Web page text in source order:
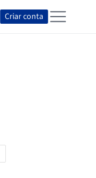
Criar conta